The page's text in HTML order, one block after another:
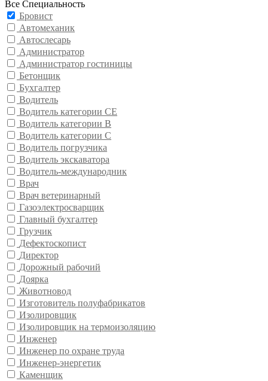
Все Специальность
Бровист
Автомеханик
Автослесарь
Администратор
Администратор гостиницы
Бетонщик
Бухгалтер
Водитель
Водитель категории CE
Водитель категории В
Водитель категории С
Водитель погрузчика
Водитель экскаватора
Водитель-международник
Врач
Врач ветеринарный
Газоэлектросварщик
Главный бухгалтер
Грузчик
Дефектоскопист
Директор
Дорожный рабочий
Доярка
Животновод
Изготовитель полуфабрикатов
Изолировщик
Изолировщик на термоизоляцию
Инженер
Инженер по охране труда
Инженер-энергетик
Каменщик